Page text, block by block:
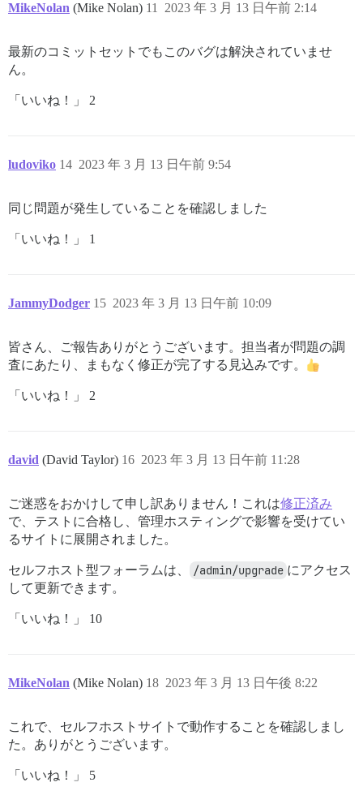
MikeNolan (Mike Nolan) 2023 年 3 月 13 日午前 2:14
11
最新のコミットセットでもこのバグは解決されていませ
ん。
「いいね！」 2
ludoviko 2023 年 3 月 13 日午前 9:54
14
同じ問題が発生していることを確認しました
「いいね！」 1
JammyDodger 2023 年 3 月 13 日午前 10:09
15
皆さん、ご報告ありがとうございます。担当者が問題の調
査にあたり、まもなく修正が完了する見込みです。
「いいね！」 2
david (David Taylor) 2023 年 3 月 13 日午前 11:28
16
ご迷惑をおかけして申し訳ありません！これは修正済み
で、テストに合格し、管理ホスティングで影響を受けてい
るサイトに展開されました。
セルフホスト型フォーラムは、 /admin/upgrade にアクセス
して更新できます。
「いいね！」 10
MikeNolan (Mike Nolan) 2023 年 3 月 13 日午後 8:22
18
これで、セルフホストサイトで動作することを確認しまし
た。ありがとうございます。
「いいね！」 5